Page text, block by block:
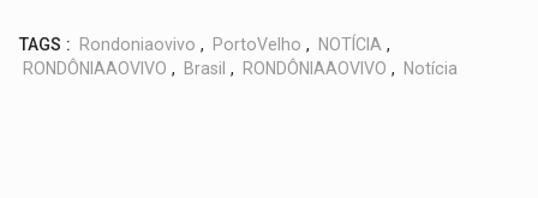
TAGS : Rondoniaovivo , PortoVelho , NOTÍCIA ,
RONDÔNIAAOVIVO , Brasil , RONDÔNIAAOVIVO , Notícia